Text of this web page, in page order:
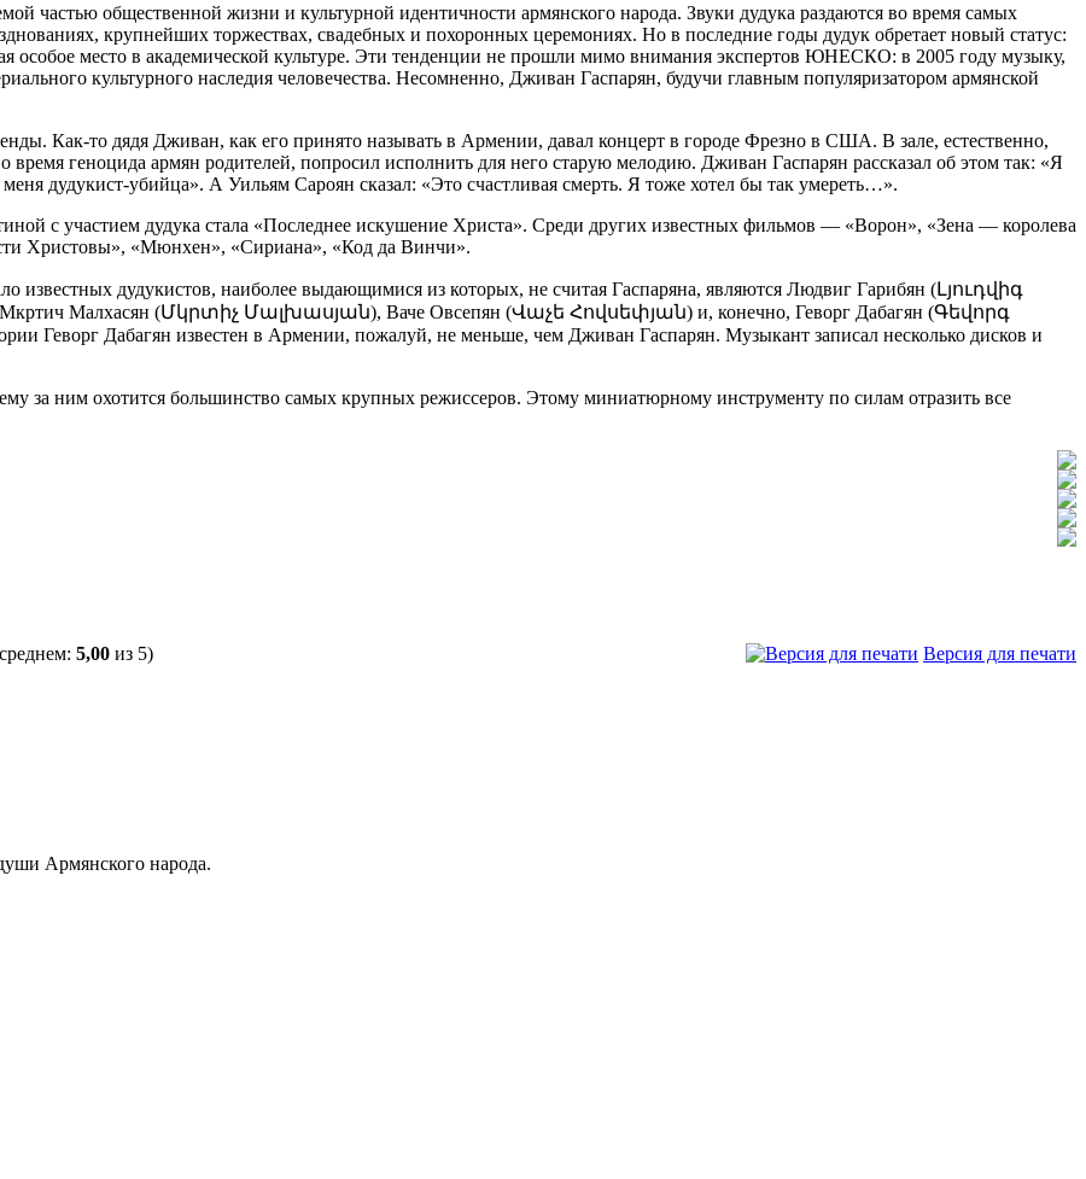
частью общественной жизни и культурной идентичности армянского народа. Звуки дудука раздаются во время самых
крупнейших торжествах, свадебных и похоронных церемониях. Но в последние годы дудук обретает новый статус:
особое место в академической культуре. Эти тенденции не прошли мимо внимания экспертов ЮНЕСКО: в 2005 году музыку,
культурного наследия человечества. Несомненно, Дживан Гаспарян, будучи главным популяризатором армянской
Как-то дядя Дживан, как его принято называть в Армении, давал концерт в городе Фрезно в США. В зале, естественно,
геноцида армян родителей, попросил исполнить для него старую мелодию. Дживан Гаспарян рассказал об этом так: «Я
дудукист-убийца». А Уильям Сароян сказал: «Это счастливая смерть. Я тоже хотел бы так умереть…».
с участием дудука стала «Последнее искушение Христа». Среди других известных фильмов — «Ворон», «Зена — королева
Христовы», «Мюнхен», «Сириана», «Код да Винчи».
известных дудукистов, наиболее выдающимися из которых, не считая Гаспаряна, являются Людвиг Гарибян (Լյուդվիգ
Малхасян (Մկրտիչ Մալխասյան), Ваче Овсепян (Վաչե Հովսեփյան) и, конечно, Геворг Дабагян (Գեվորգ
Геворг Дабагян известен в Армении, пожалуй, не меньше, чем Дживан Гаспарян. Музыкант записал несколько дисков и
за ним охотится большинство самых крупных режиссеров. Этому миниатюрному инструменту по силам отразить все
Версия для печати
5,00 из 5)
Армянского народа.